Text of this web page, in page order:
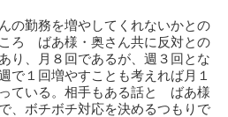
の勤務を増やしてくれないかとの
ろ ばあ様・奥さん共に反対との
り、月８回であるが、週３回とな
で１回増やすことも考えれば月１
ている。相手もある話と ばあ様
、ボチボチ対応を決めるつもりで